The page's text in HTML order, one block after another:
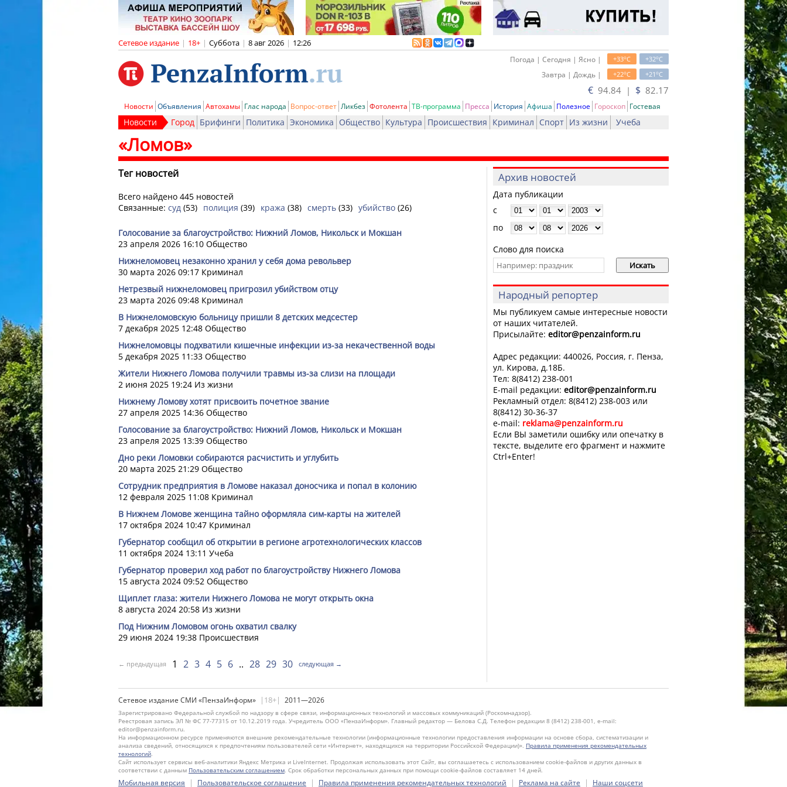
Сетевое издание | 18+ | Суббота | 8 авг 2026 | 12:26
+32oC
+33oC
Погода | Сегодня | Ясно |
+21oC
+22oC
Завтра | Дождь |
€ 94.84 | $ 82.17
Новости Объявления Автохамы Глас народа Вопрос-ответ Ликбез Фотолента ТВ-программа Пресса История Афиша Полезное Гороскоп Гостевая
Новости Город Брифинги Политика Экономика Общество Культура Происшествия Криминал Спорт Из жизни Учеба
«Ломов»
Тег новостей
Всего найдено 445 новостей
Связанные: суд (53) полиция (39) кража (38) смерть (33) убийство (26)
Голосование за благоустройство: Нижний Ломов, Никольск и Мокшан
23 апреля 2026 16:10 Общество
Нижнеломовец незаконно хранил у себя дома револьвер
30 марта 2026 09:17 Криминал
Нетрезвый нижнеломовец пригрозил убийством отцу
23 марта 2026 09:48 Криминал
В Нижнеломовскую больницу пришли 8 детских медсестер
7 декабря 2025 12:48 Общество
Нижнеломовцы подхватили кишечные инфекции из-за некачественной воды
5 декабря 2025 11:33 Общество
Жители Нижнего Ломова получили травмы из-за слизи на площади
2 июня 2025 19:24 Из жизни
Нижнему Ломову хотят присвоить почетное звание
27 апреля 2025 14:36 Общество
Голосование за благоустройство: Нижний Ломов, Никольск и Мокшан
23 апреля 2025 13:39 Общество
Дно реки Ломовки собираются расчистить и углубить
20 марта 2025 21:29 Общество
Сотрудник предприятия в Ломове наказал доносчика и попал в колонию
12 февраля 2025 11:08 Криминал
В Нижнем Ломове женщина тайно оформляла сим-карты на жителей
17 октября 2024 10:47 Криминал
Губернатор сообщил об открытии в регионе агротехнологических классов
11 октября 2024 13:11 Учеба
Губернатор проверил ход работ по благоустройству Нижнего Ломова
15 августа 2024 09:52 Общество
Щиплет глаза: жители Нижнего Ломова не могут открыть окна
8 августа 2024 20:58 Из жизни
Под Нижним Ломовом огонь охватил свалку
29 июня 2024 19:38 Происшествия
← предыдущая 1 2 3 4 5 6 28 29 30 следующая →
Архив новостей
Дата публикации
с
по
Слово для поиска
Народный репортер
Мы публикуем самые интересные новости
от наших читателей.
Присылайте: editor@penzainform.ru
Адрес редакции: 440026, Россия, г. Пенза,
ул. Кирова, д.18Б.
Тел: 8(8412) 238-001
E-mail редакции: editor@penzainform.ru
Рекламный отдел: 8(8412) 238-003 или
8(8412) 30-36-37
e-mail: reklama@penzainform.ru
Если ВЫ заметили ошибку или опечатку в
тексте, выделите его фрагмент и нажмите
Ctrl+Enter!
Сетевое издание СМИ «ПензаИнформ» |18+| 2011—2026
Зарегистрировано Федеральной службой по надзору в сфере связи, информационных технологий и массовых коммуникаций (Роскомнадзор).
Реестровая запись ЭЛ № ФС 77-77315 от 10.12.2019 года. Учредитель ООО «ПензаИнформ». Главный редактор — Белова С.Д. Телефон редакции 8 (8412) 238-001, e-mail:
editor@penzainform.ru.
На информационном ресурсе применяются внешние рекомендательные технологии (информационные технологии предоставления информации на основе сбора, систематизации и
анализа сведений, относящихся к предпочтениям пользователей сети «Интернет», находящихся на территории Российской Федерации)». Правила применения рекомендательных
технологий.
Сайт использует сервисы веб-аналитики Яндекс Метрика и LiveInternet. Продолжая использовать этот Сайт, вы соглашаетесь с использованием cookie-файлов и других данных в
соответствии с данным Пользовательским соглашением. Срок обработки персональных данных при помощи cookie-файлов составляет 14 дней.
Мобильная версия | Пользовательское соглашение | Правила применения рекомендательных технологий | Реклама на сайте | Наши соцсети